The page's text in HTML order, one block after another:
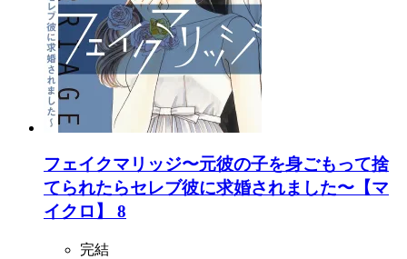
フェイクマリッジ〜元彼の子を身ごもって捨
てられたらセレブ彼に求婚されました〜【マ
イクロ】 8
完結